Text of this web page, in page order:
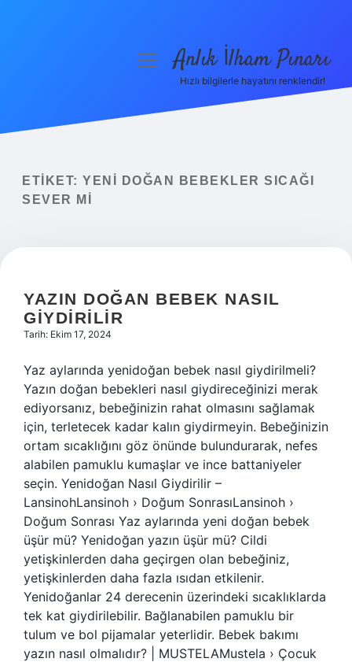
Yasal Uyarı
menüyüAnlık İlham Pınarı
Hızlı bilgilerle hayatını renklendir!
ETIKET: YENI DOĞAN BEBEKLER SICAĞI
SEVER MI
YAZIN DOĞAN BEBEK NASIL
GIYDIRILIR
Tarih: Ekim 17, 2024
Yaz aylarında yenidoğan bebek nasıl giydirilmeli?
Yazın doğan bebekleri nasıl giydireceğinizi merak
ediyorsanız, bebeğinizin rahat olmasını sağlamak
için, terletecek kadar kalın giydirmeyin. Bebeğinizin
ortam sıcaklığını göz önünde bulundurarak, nefes
alabilen pamuklu kumaşlar ve ince battaniyeler
seçin. Yenidoğan Nasıl Giydirilir –
LansinohLansinoh › Doğum SonrasıLansinoh ›
Doğum Sonrası Yaz aylarında yeni doğan bebek
üşür mü? Yenidoğan yazın üşür mü? Cildi
yetişkinlerden daha geçirgen olan bebeğiniz,
yetişkinlerden daha fazla ısıdan etkilenir.
Yenidoğanlar 24 derecenin üzerindeki sıcaklıklarda
tek kat giydirilebilir. Bağlanabilen pamuklu bir
tulum ve bol pijamalar yeterlidir. Bebek bakımı
yazın nasıl olmalıdır? | MUSTELAMustela › Çocuk